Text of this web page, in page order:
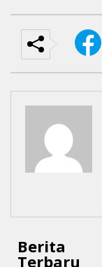
Berita
Terbaru